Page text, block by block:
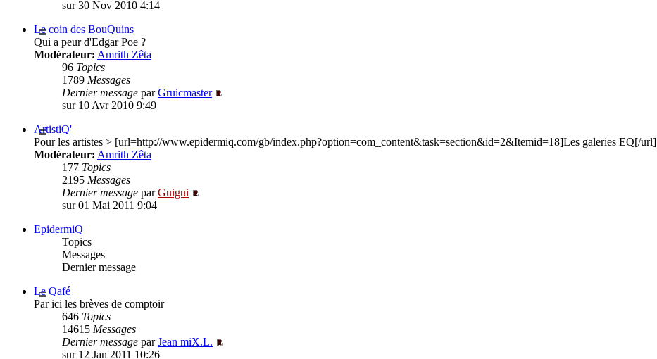
sur 30 Nov 2010 4:14
Le coin des BouQuins
Qui a peur d'Edgar Poe ?
Modérateur: Amrith Zêta
96 Topics
1789 Messages
Dernier message parGruicmaster
sur 10 Avr 2010 9:49
ArtistiQ'
Pour les artistes > [url=http://www.epidermiq.com/gb/index.php?option=com_content&task=section&id=2&Itemid=18]Les galeries EQ[/url]
Modérateur: Amrith Zêta
177 Topics
2195 Messages
Dernier message parGuigui
sur 01 Mai 2011 9:04
EpidermiQ
Topics
Messages
Dernier message
Le Qafé
Par ici les brèves de comptoir
646 Topics
14615 Messages
Dernier message parJean miX.L.
sur 12 Jan 2011 10:26